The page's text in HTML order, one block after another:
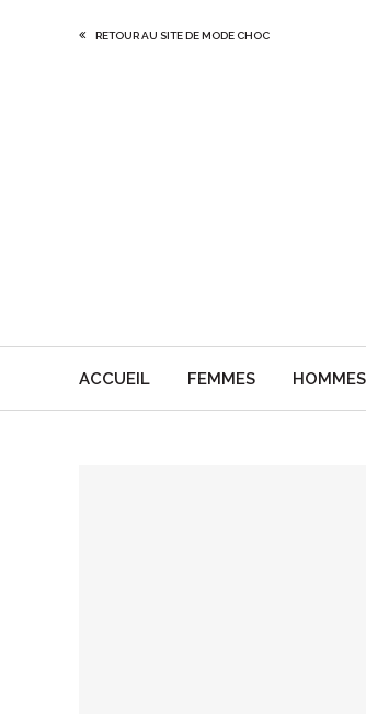
RETOUR AU SITE DE MODE CHOC
ACCUEIL FEMMES HOMMES